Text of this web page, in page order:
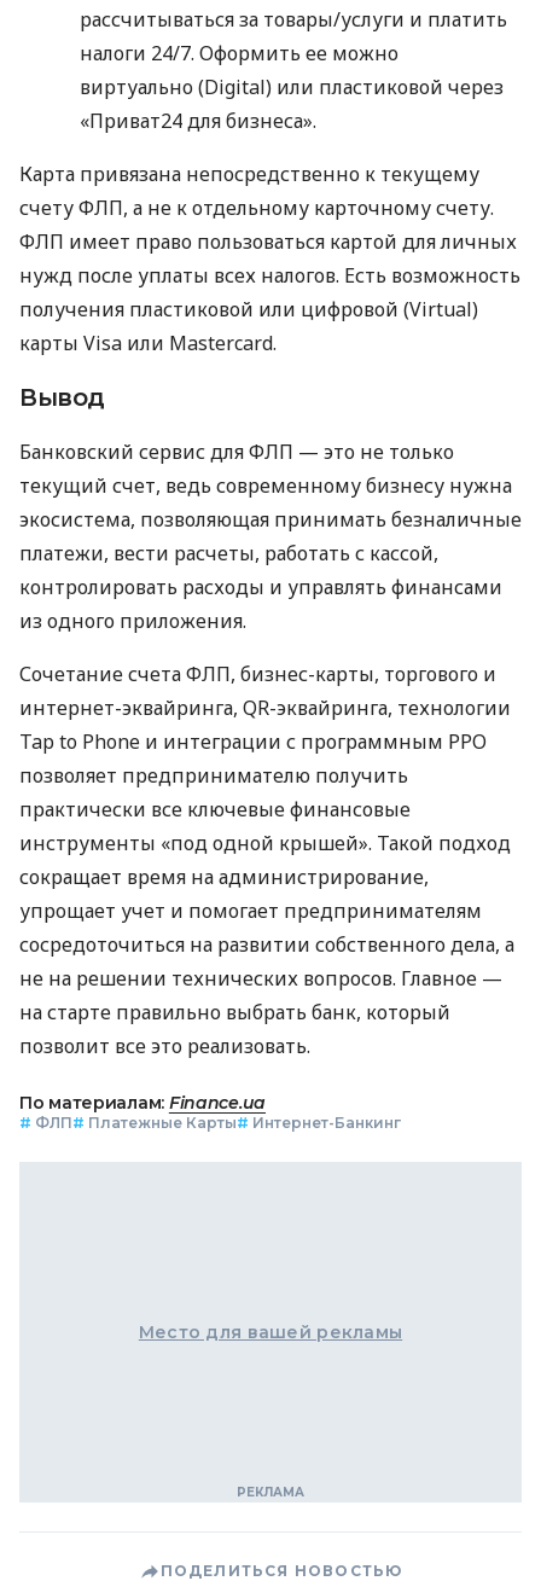
рассчитываться за товары/услуги и платить
налоги 24/7. Оформить ее можно
виртуально (Digital) или пластиковой через
«Приват24 для бизнеса».
Карта привязана непосредственно к текущему
счету ФЛП, а не к отдельному карточному счету.
ФЛП имеет право пользоваться картой для личных
нужд после уплаты всех налогов. Есть возможность
получения пластиковой или цифровой (Virtual)
карты Visa или Mastercard.
Вывод
Банковский сервис для ФЛП — это не только
текущий счет, ведь современному бизнесу нужна
экосистема, позволяющая принимать безналичные
платежи, вести расчеты, работать с кассой,
контролировать расходы и управлять финансами
из одного приложения.
Сочетание счета ФЛП, бизнес-карты, торгового и
интернет-эквайринга, QR-эквайринга, технологии
Tap to Phone и интеграции с программным РРО
позволяет предпринимателю получить
практически все ключевые финансовые
инструменты «под одной крышей». Такой подход
сокращает время на администрирование,
упрощает учет и помогает предпринимателям
сосредоточиться на развитии собственного дела, а
не на решении технических вопросов. Главное —
на старте правильно выбрать банк, который
позволит все это реализовать.
По материалам: Finance.ua
# ФЛП# Платежные Карты# Интернет-Банкинг
Место для вашей рекламы
ПОДЕЛИТЬСЯ НОВОСТЬЮ